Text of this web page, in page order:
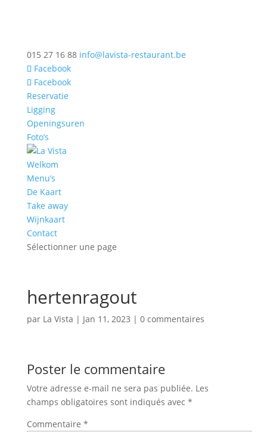
015 27 16 88 info@lavista-restaurant.be
Facebook
Facebook
Reservatie
Ligging
Openingsuren
Foto’s
Welkom
Menu’s
De Kaart
Take away
Wijnkaart
Contact
Sélectionner une page
hertenragout
par La Vista | Jan 11, 2023 | 0 commentaires
Poster le commentaire
Votre adresse e-mail ne sera pas publiée. Les
champs obligatoires sont indiqués avec *
Commentaire *